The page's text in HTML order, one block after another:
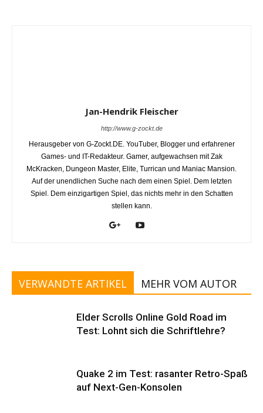
Jan-Hendrik Fleischer
http://www.g-zockt.de
Herausgeber von G-Zockt.DE. YouTuber, Blogger und erfahrener
Games- und IT-Redakteur. Gamer, aufgewachsen mit Zak
McKracken, Dungeon Master, Elite, Turrican und Maniac Mansion.
Auf der unendlichen Suche nach dem einen Spiel. Dem letzten
Spiel. Dem einzigartigen Spiel, das nichts mehr in den Schatten
stellen kann.
VERWANDTE ARTIKEL MEHR VOM AUTOR
Elder Scrolls Online Gold Road im
Test: Lohnt sich die Schriftlehre?
Quake 2 im Test: rasanter Retro-Spaß
auf Next-Gen-Konsolen